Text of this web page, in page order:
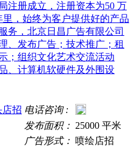
注册成立，注册资本为50 万
，始终为客户提供好的产品
务，北京日昌广告有限公司
、发布广告；技术推广；租
；组织文化艺术交流活动
、计算机软硬件及外围设
店招 电话咨询 :
发布面积： 25000 平米
广告形式： 喷绘店招